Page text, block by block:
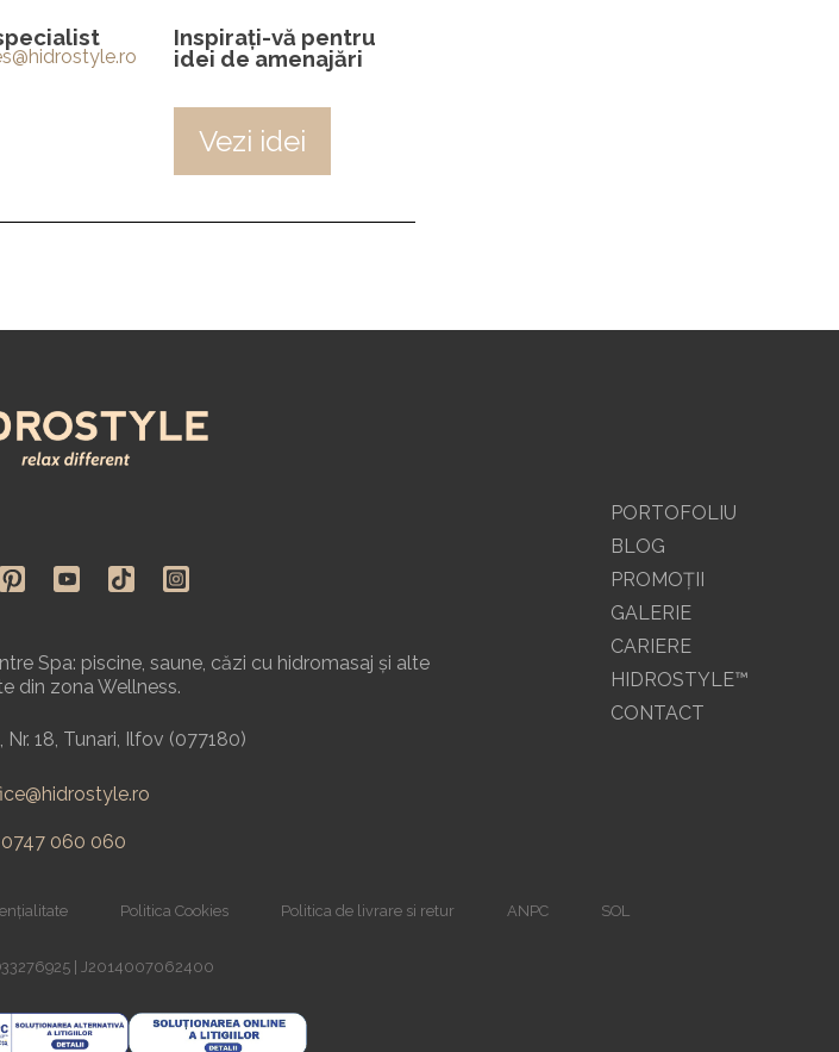
Inspirați-vă pentru
idei de amenajări
Vezi idei
Spa: piscine, saune, căzi cu hidromasaj și alte
din zona Wellness.
Nr. 18, Tunari, Ilfov (077180)
0747 060 060
PORTOFOLIU
BLOG
PROMOŢII
GALERIE
CARIERE
HIDROSTYLE™
CONTACT
Politica Cookies Politica de livrare si retur ANPC SOL
| J2014007062400